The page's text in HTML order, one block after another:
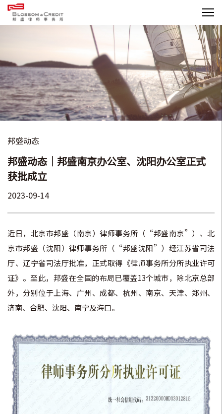
邦盛动态
邦盛动态｜邦盛南京办公室、沈阳办公室正式
获批成立
2023-09-14
近日，北京市邦盛（南京）律师事务所（“邦盛南京”）、北
京市邦盛（沈阳）律师事务所（“邦盛沈阳”）经江苏省司法
厅、辽宁省司法厅批准，正式取得《律师事务所分所执业许可
证》。至此，邦盛在全国的布局已覆盖13个城市，除北京总部
外，分别位于上海、广州、成都、杭州、南京、天津、郑州、
济南、合肥、沈阳、南宁及海口。